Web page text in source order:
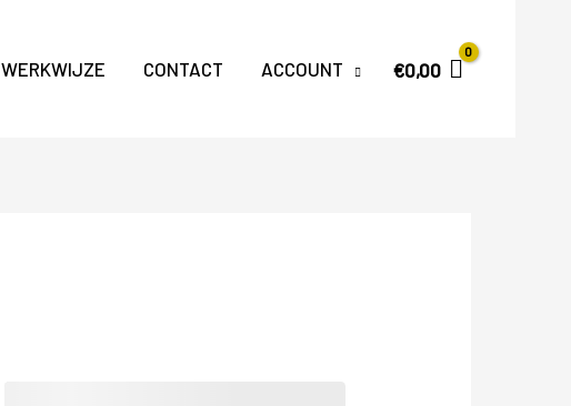
WERKWIJZE CONTACT ACCOUNT €0,00